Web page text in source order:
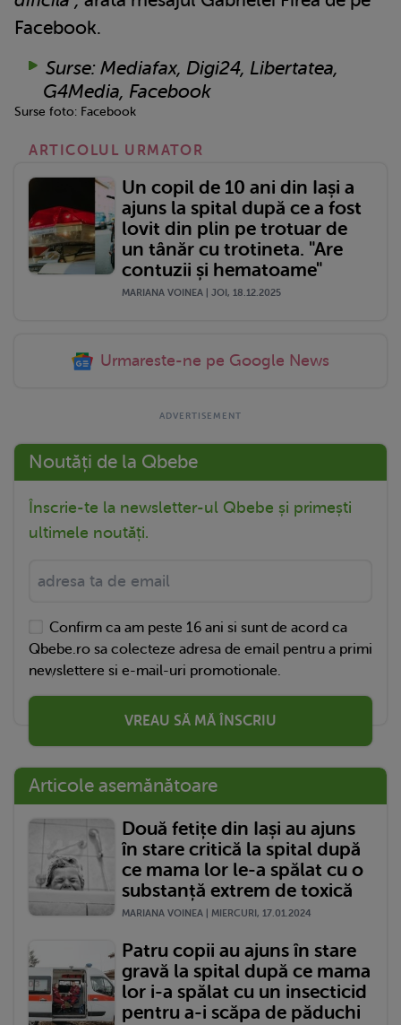
Facebook.
Surse: Mediafax, Digi24, Libertatea,
G4Media, Facebook
Surse foto: Facebook
ARTICOLUL URMATOR
Un copil de 10 ani din Iași a
ajuns la spital după ce a fost
lovit din plin pe trotuar de
un tânăr cu trotineta. "Are
contuzii și hematoame"
MARIANA VOINEA | JOI, 18.12.2025
Urmareste-ne pe Google News
Noutăți de la Qbebe
Înscrie-te la newsletter-ul Qbebe și primești
ultimele noutăți.
Confirm ca am peste 16 ani si sunt de acord ca
Qbebe.ro sa colecteze adresa de email pentru a primi
newslettere si e-mail-uri promotionale.
VREAU SĂ MĂ ÎNSCRIU
Articole asemănătoare
Două fetițe din Iași au ajuns
în stare critică la spital după
ce mama lor le-a spălat cu o
substanță extrem de toxică
MARIANA VOINEA | MIERCURI, 17.01.2024
Patru copii au ajuns în stare
gravă la spital după ce mama
lor i-a spălat cu un insecticid
pentru a-i scăpa de păduchi